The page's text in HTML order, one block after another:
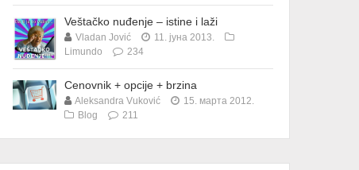
Veštačko nuđenje – istine i laži
Vladan Jović
11. јуна 2013.
Limundo
234
Cenovnik + opcije + brzina
Aleksandra Vuković
15. марта 2012.
Blog
211